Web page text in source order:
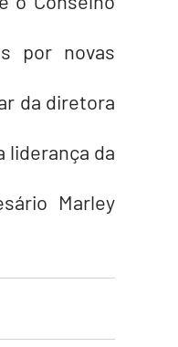
por novas
da diretora
liderança da
Marley